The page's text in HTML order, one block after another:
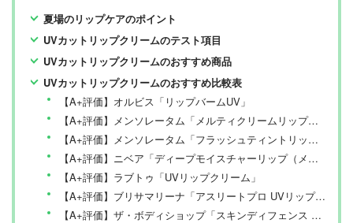
夏場のリップケアのポイント
UVカットリップクリームのテスト項目
UVカットリップクリームのおすすめ商品
UVカットリップクリームのおすすめ比較表
【A+評価】オルビス「リップバームUV」
【A+評価】メンソレータム「メルティクリームリップ（無香料）」
【A+評価】メンソレータム「フラッシュティントリップ（オレンジ）」
【A+評価】ニベア「ディープモイスチャーリップ（メルティタイプ） オリーブ＆レモンの香り（医薬部外品）」
【A+評価】ラブトゥ「UVリップクリーム」
【A+評価】ブリサマリーナ「アスリートプロ UVリップクリーム」
【A+評価】ザ・ボディショップ「スキンディフェンス プロテクト リップバーム」